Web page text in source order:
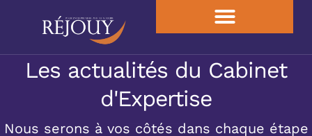
Les actualités du Cabinet
d'Expertise
Nous serons à vos côtés dans chaque étape